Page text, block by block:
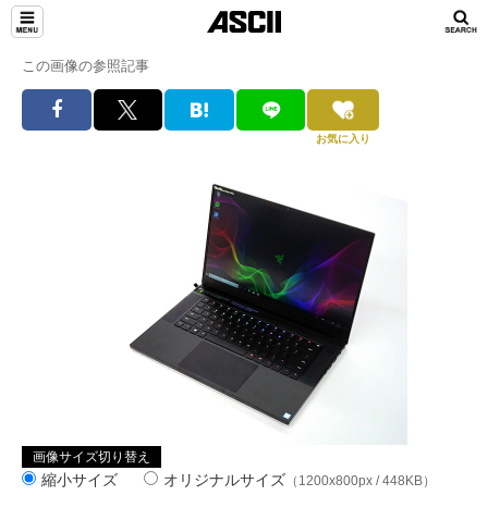
この画像の参照記事
お気に入り
画像サイズ切り替え
縮小サイズ オリジナルサイズ （1200x800px / 448KB）